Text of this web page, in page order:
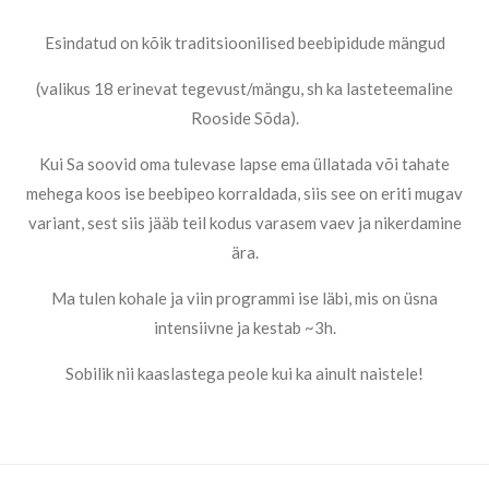
Esindatud on kõik traditsioonilised beebipidude mängud
(valikus 18 erinevat tegevust/mängu, sh ka lasteteemaline
Rooside Sõda).
Kui Sa soovid oma tulevase lapse ema üllatada või tahate
mehega koos ise beebipeo korraldada, siis see on eriti mugav
variant, sest siis jääb teil kodus varasem vaev ja nikerdamine
ära.
Ma tulen kohale ja viin programmi ise läbi, mis on üsna
intensiivne ja kestab ~3h.
Sobilik nii kaaslastega peole kui ka ainult naistele!